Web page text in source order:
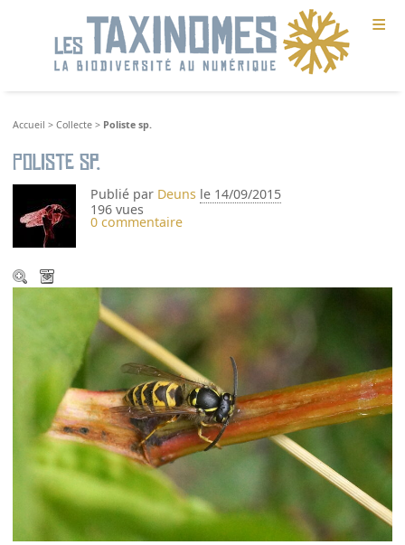
≡
Accueil >Collecte > Poliste sp.
Poliste sp.
Publié par Deuns le 14/09/2015
196 vues
0 commentaire